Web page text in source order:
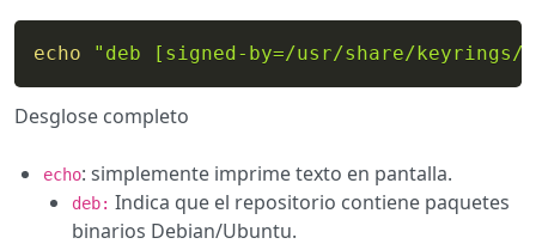
echo "deb [signed-by=/usr/share/keyrings/
Desglose completo
echo: simplemente imprime texto en pantalla.
deb: Indica que el repositorio contiene paquetes
binarios Debian/Ubuntu.